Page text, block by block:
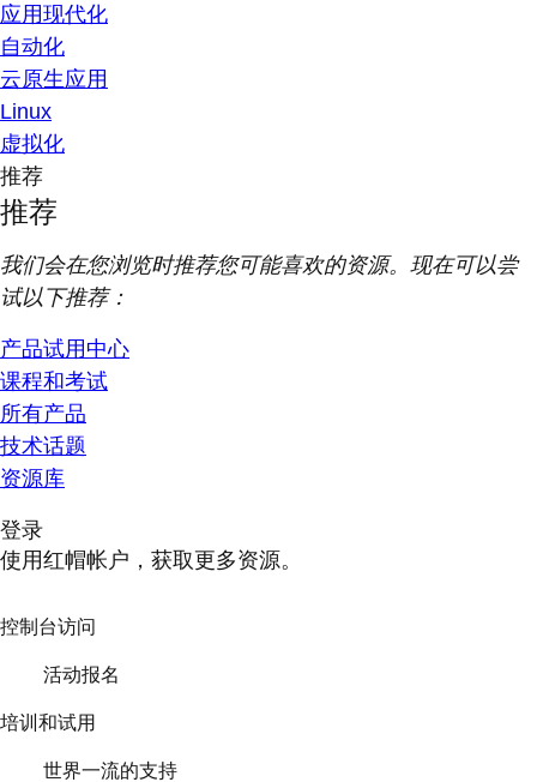
应用现代化
自动化
云原生应用
Linux
虚拟化
推荐
推荐
我们会在您浏览时推荐您可能喜欢的资源。现在可以尝
试以下推荐：
产品试用中心
课程和考试
所有产品
技术话题
资源库
登录
使用红帽帐户，获取更多资源。
控制台访问
活动报名
培训和试用
世界一流的支持